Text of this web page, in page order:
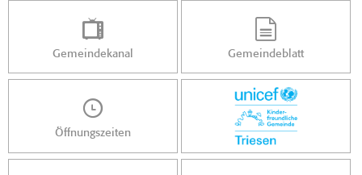
Gemeindekanal Gemeindeblatt
Öffnungszeiten